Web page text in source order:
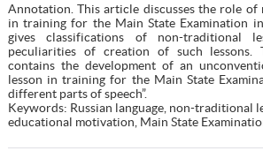
Annotation. This article discusses the role of
in training for the Main State Examination in
gives classifications of non-traditional
peculiarities of creation of such lessons.
contains the development of an
lesson in training for the Main State
different parts of speech”.
Keywords: Russian language, non-traditional
educational motivation, Main State